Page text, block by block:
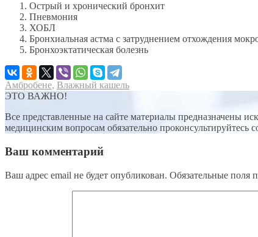
Острый и хронический бронхит
Пневмония
ХОБЛ
Бронхиальная астма с затруднением отхождения
Бронхоэктатическая болезнь
Амбробене, Влажный кашель
ЭТО ВАЖНО!
Все представленные на сайте материалы предназначены
медицинским вопросам обязательно проконсультируйтесь
Ваш комментарий
Ваш адрес email не будет опубликован. Обязательные поля